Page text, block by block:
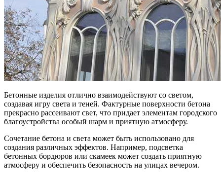
Бетонные изделия отлично взаимодействуют со светом,
создавая игру света и теней. Фактурные поверхности бетона
прекрасно рассеивают свет, что придает элементам городского
благоустройства особый шарм и приятную атмосферу.
Сочетание бетона и света может быть использовано для
создания различных эффектов. Например, подсветка
бетонных бордюров или скамеек может создать приятную
атмосферу и обеспечить безопасность на улицах вечером.